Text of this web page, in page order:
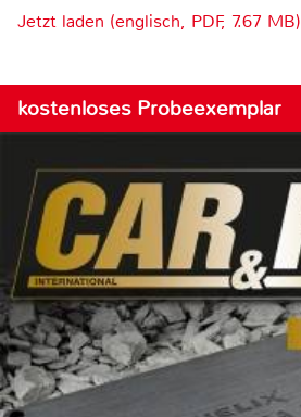
Jetzt laden (englisch, PDF, 7.67 MB)
kostenloses Probeexemplar